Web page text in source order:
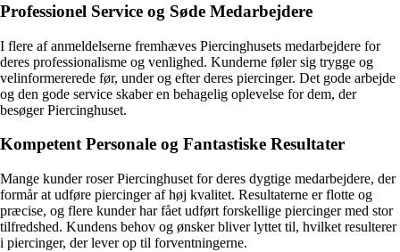
Professionel Service og Søde Medarbejdere
I flere af anmeldelserne fremhæves Piercinghusets medarbejdere for
deres professionalisme og venlighed. Kunderne føler sig trygge og
velinformererede før, under og efter deres piercinger. Det gode arbejde
og den gode service skaber en behagelig oplevelse for dem, der
besøger Piercinghuset.
Kompetent Personale og Fantastiske Resultater
Mange kunder roser Piercinghuset for deres dygtige medarbejdere, der
formår at udføre piercinger af høj kvalitet. Resultaterne er flotte og
præcise, og flere kunder har fået udført forskellige piercinger med stor
tilfredshed. Kundens behov og ønsker bliver lyttet til, hvilket resulterer
i piercinger, der lever op til forventningerne.